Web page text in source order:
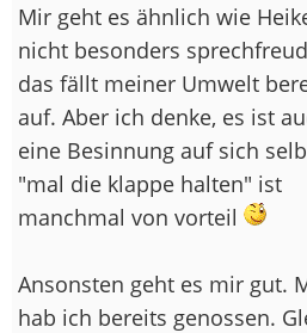
Mir geht es ähnlich wie
nicht besonders
das fällt meiner Umwelt
auf. Aber ich denke, es ist
eine Besinnung auf sich
"mal die klappe halten" ist
manchmal von vorteil
Ansonsten geht es mir gut.
hab ich bereits genossen.